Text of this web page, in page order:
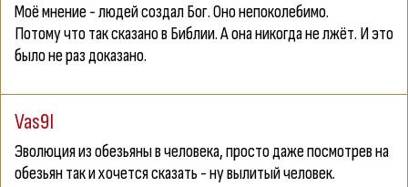
Моё мнение - людей создал Бог. Оно непоколебимо.
Потому что так сказано в Библии. А она никогда не лжёт. И это
было не раз доказано.
Vas9I
Эволюция из обезьяны в человека, просто даже посмотрев на
обезьян так и хочется сказать - ну вылитый человек.